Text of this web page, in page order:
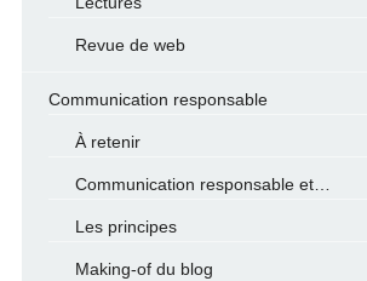
Revue de web
Communication responsable
À retenir
Communication responsable et…
Les principes
Making-of du blog